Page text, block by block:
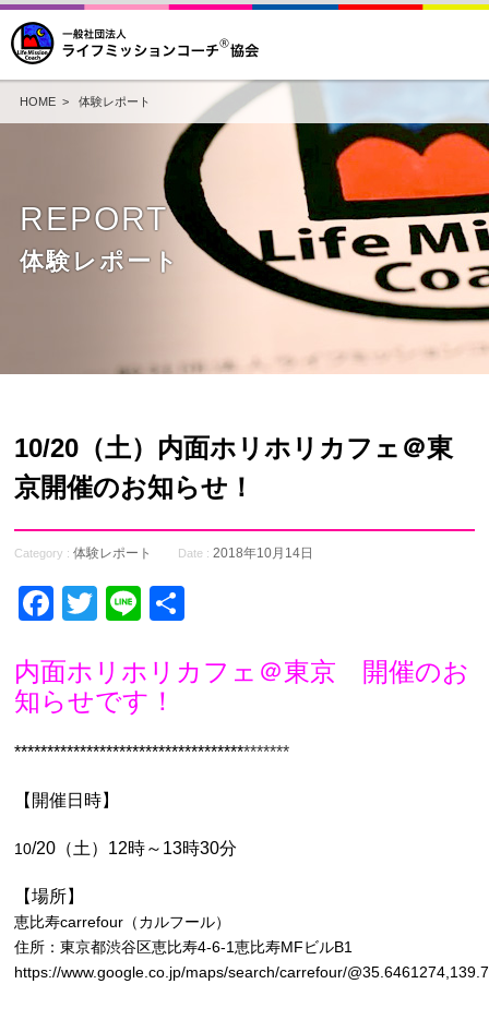
HOME> 体験レポート
REPORT
体験レポート
10/20（土）内面ホリホリカフェ＠東
京開催のお知らせ！
Category :体験レポート Date : 2018年10月14日
Facebook
Twitter
Line
内面ホリホリカフェ＠東京 開催のお
知らせです！
******************************************
【開催日時】
10/20（土）12時～13時30分
【場所】
恵比寿carrefour（カルフール）
住所：東京都渋谷区恵比寿4-6-1恵比寿MFビルB1
https://www.google.co.jp/maps/search/carrefour/